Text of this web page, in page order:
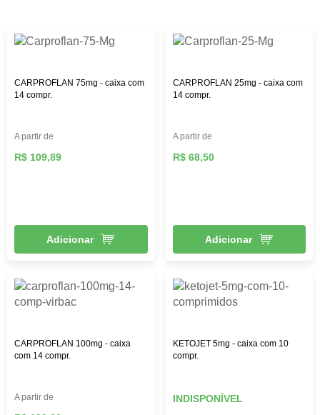
CARPROFLAN 75mg - caixa com
14 compr.
A partir de
R$ 109,89
Adicionar
CARPROFLAN 25mg - caixa com
14 compr.
A partir de
R$ 68,50
Adicionar
CARPROFLAN 100mg - caixa
com 14 compr.
A partir de
KETOJET 5mg - caixa com 10
compr.
INDISPONÍVEL